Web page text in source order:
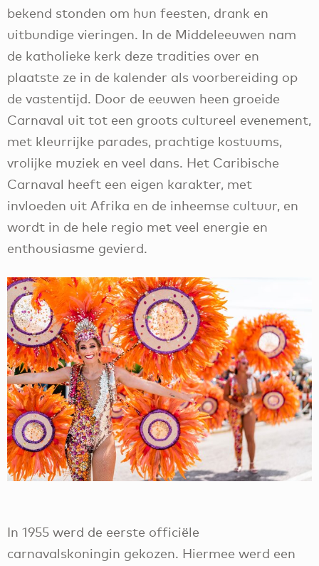
bekend stonden om hun feesten, drank en
uitbundige vieringen. In de Middeleeuwen nam
de katholieke kerk deze tradities over en
plaatste ze in de kalender als voorbereiding op
de vastentijd. Door de eeuwen heen groeide
Carnaval uit tot een groots cultureel evenement,
met kleurrijke parades, prachtige kostuums,
vrolijke muziek en veel dans. Het Caribische
Carnaval heeft een eigen karakter, met
invloeden uit Afrika en de inheemse cultuur, en
wordt in de hele regio met veel energie en
enthousiasme gevierd.
In 1955 werd de eerste officiële
carnavalskoningin gekozen. Hiermee werd een